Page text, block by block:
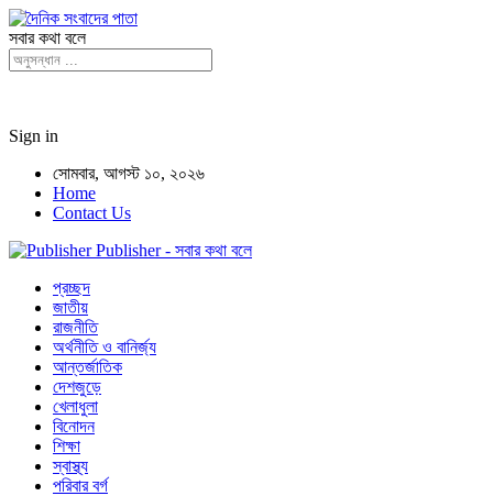
সবার কথা বলে
Sign in
সোমবার, আগস্ট ১০, ২০২৬
Home
Contact Us
Publisher - সবার কথা বলে
প্রচ্ছদ
জাতীয়
রাজনীতি
অর্থনীতি ও বানির্জ্য
আন্তর্জাতিক
দেশজুড়ে
খেলাধুলা
বিনোদন
শিক্ষা
স্বাস্থ্য
পরিবার বর্গ